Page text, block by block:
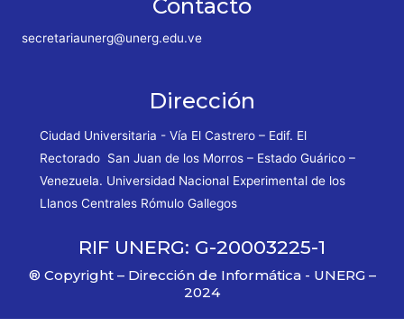
Contacto
secretariaunerg@unerg.edu.ve
Dirección
Ciudad Universitaria - Vía El Castrero – Edif. El
Rectorado San Juan de los Morros – Estado Guárico –
Venezuela. Universidad Nacional Experimental de los
Llanos Centrales Rómulo Gallegos
RIF UNERG: G-20003225-1
® Copyright – Dirección de Informática - UNERG –
2024